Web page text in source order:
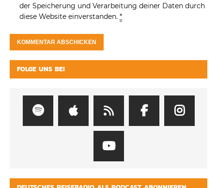
der Speicherung und Verarbeitung deiner Daten durch
diese Website einverstanden. *
FOLGE UNS BEI